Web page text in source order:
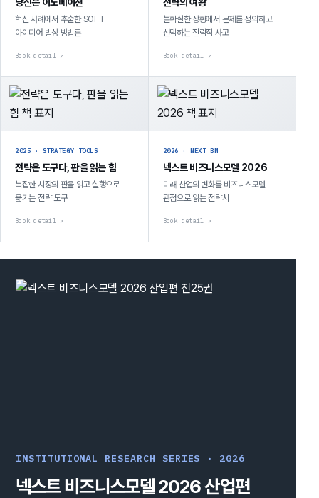
혁신 사례에서 추출한 SOFT
아이디어 발상 방법론
Book detail ↗
불확실한 상황에서 문제를 정의하고
선택하는 전략적 사고
Book detail ↗
2025 · STRATEGY TOOLS
전략은 도구다, 판을 읽는 힘
복잡한 시장의 판을 읽고 실행으로
옮기는 전략 도구
Book detail ↗
2026 · NEXT BM
넥스트 비즈니스모델 2026
미래 산업의 변화를 비즈니스모델
관점으로 읽는 전략서
Book detail ↗
INSTITUTIONAL RESEARCH SERIES · 2026
넥스트 비즈니스모델 2026 산업편